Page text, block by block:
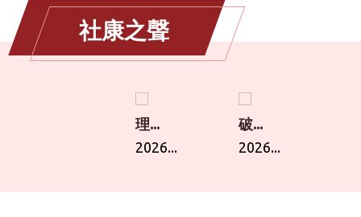
社康之聲
理...
2026...
破...
2026...